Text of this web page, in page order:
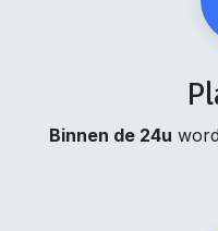
Binnen de 24u